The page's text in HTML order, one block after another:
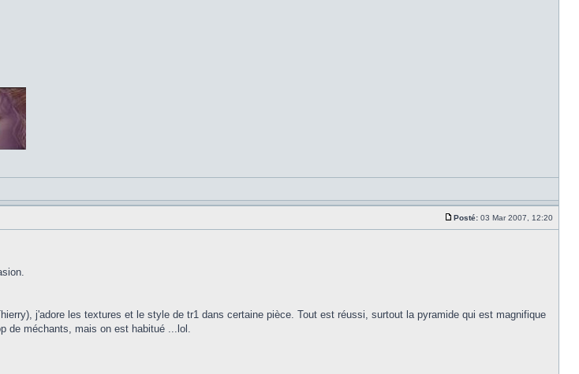
Posté: 03 Mar 2007, 12:20
j'adore les textures et le style de tr1 dans certaine pièce. Tout est réussi, surtout la pyramide qui est magnifique
de méchants, mais on est habitué ...lol.